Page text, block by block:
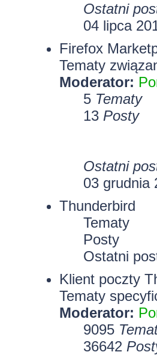
Ostatni
04 lipca
Firefox
Tematy
Moderator:
5 Tematy
13 Posty
Ostatni
03 grudnia
Thunderbird
Tematy
Posty
Ostatni
Klient poczty
Tematy
Moderator:
9095
36642